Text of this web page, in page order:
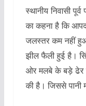
स्थानीय निवासी
का कहना है कि
जलस्तर कम नहीं
झील फैली हुई है।
ओर मलबे के बड़े ढेर
की है। जिससे